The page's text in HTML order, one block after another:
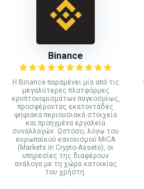
Binance
Η Binance παραμένει μία από τις
μεγαλύτερες πλατφόρμες
κρυπτονομισμάτων παγκοσμίως,
προσφέροντας εκατοντάδες
ψηφιακά περιουσιακά στοιχεία
και προηγμένα εργαλεία
συναλλαγών. Ωστόσο, λόγω του
ευρωπαϊκού κανονισμού MiCA
(Markets in Crypto-Assets), οι
υπηρεσίες της διαφέρουν
ανάλογα με τη χώρα κατοικίας
του χρήστη.